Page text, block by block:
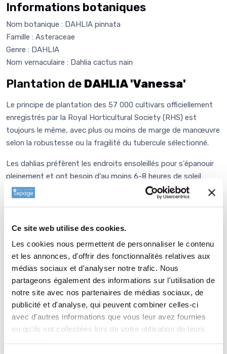
Ce site web utilise des cookies.
Les cookies nous permettent de personnaliser le contenu
et les annonces, d'offrir des fonctionnalités relatives aux
médias sociaux et d'analyser notre trafic. Nous
partageons également des informations sur l'utilisation de
notre site avec nos partenaires de médias sociaux, de
publicité et d'analyse, qui peuvent combiner celles-ci
avec d'autres informations que vous leur avez fournies
ou qu'ils ont collectées lors de votre utilisation de leurs
Informations botaniques
Nom botanique : DAHLIA pinnata
Famille : Asteraceae
Genre : DAHLIA
Nom vernaculaire : Dahlia cactus nain
Plantation de DAHLIA 'Vanessa'
Le principe de plantation des 57 000 cultivars officiellement
enregistrés par la Royal Horticultural Society (RHS) est
toujours le même, avec plus ou moins de marge de manœuvre
selon la robustesse ou la fragilité du tubercule sélectionné.
Les dahlias préfèrent les endroits ensoleillés pour s'épanouir
pleinement et ont besoin d'au moins 6-8 heures de soleil
direct par jour. Les dahlias apprécient un sol bien drainé, riche
en matière organique. Travaillez le sol à une profondeur
décomposé.
Plantez les tubercules des dahlias au printemps une fois les
risques de gelée passés. La partie pointue du tubercule doit
toujours être orientée vers le haut. Quelle que soit la taille de
votre tubercule, le haut de ce dernier devra se trouver à 10 cm
de profondeur et être recouvert de terre.
Espacez les tubercules de 40 à 100 cm, en fonction de la
largeur de la variété choisie. Arrosez régulièrement, surtout en